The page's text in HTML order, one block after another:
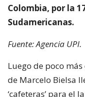
Colombia, por la
Sudamericanas.
Fuente: Agencia UPI.
Luego de poco
de Marcelo Bielsa
‘cafeteras’ para el